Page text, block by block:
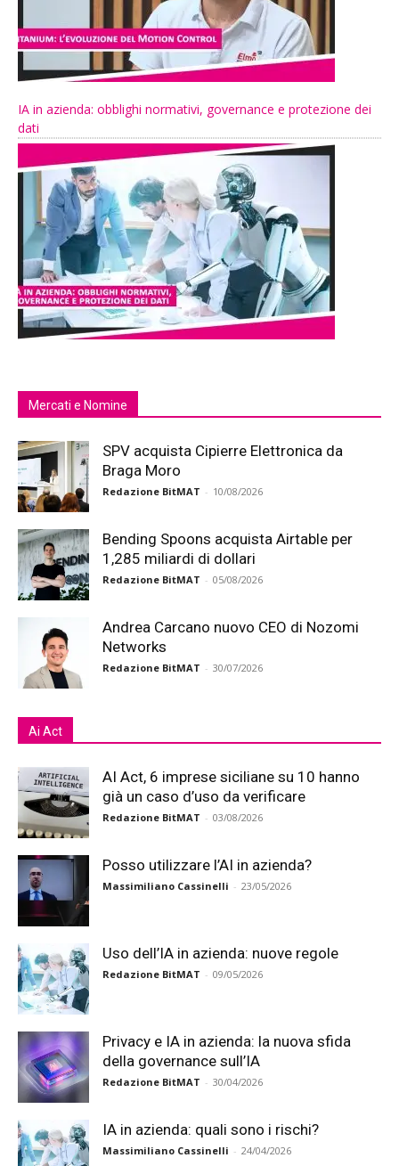
IA in azienda: obblighi normativi, governance e protezione dei
dati
Mercati e Nomine
SPV acquista Cipierre Elettronica da
Braga Moro
Redazione BitMAT - 10/08/2026
Bending Spoons acquista Airtable per
1,285 miliardi di dollari
Redazione BitMAT - 05/08/2026
Andrea Carcano nuovo CEO di Nozomi
Networks
Redazione BitMAT - 30/07/2026
Ai Act
AI Act, 6 imprese siciliane su 10 hanno
già un caso d’uso da verificare
Redazione BitMAT - 03/08/2026
Posso utilizzare l’AI in azienda?
Massimiliano Cassinelli - 23/05/2026
Uso dell’IA in azienda: nuove regole
Redazione BitMAT - 09/05/2026
Privacy e IA in azienda: la nuova sfida
della governance sull’IA
Redazione BitMAT - 30/04/2026
IA in azienda: quali sono i rischi?
Massimiliano Cassinelli - 24/04/2026